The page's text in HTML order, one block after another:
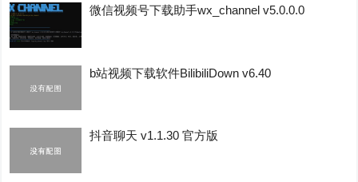
微信视频号下载助手wx_channel v5.0.0.0
b站视频下载软件BilibiliDown v6.40
抖音聊天 v1.1.30 官方版